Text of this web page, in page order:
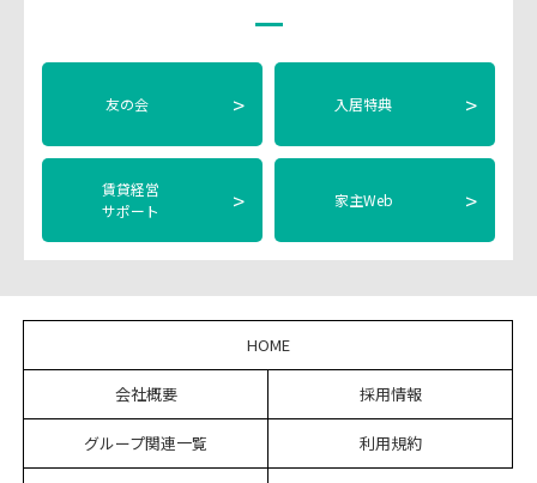
友の会 > 入居特典 >
賃貸経営
サポート
> 家主Web >
HOME
会社概要 採用情報
グループ関連一覧 利用規約